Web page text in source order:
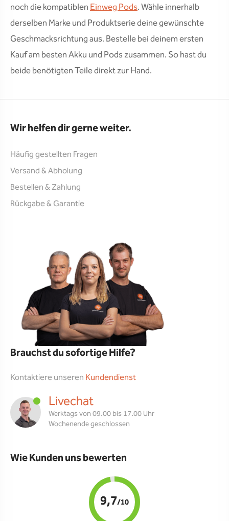
noch die kompatiblenEinweg Pods. Wähle innerhalb
derselben Marke und Produktserie deine gewünschte
Geschmacksrichtung aus. Bestelle bei deinem ersten
Kauf am besten Akku und Pods zusammen. So hast du
beide benötigten Teile direkt zur Hand.
Wir helfen dir gerne weiter.
Häufig gestellten Fragen
Versand & Abholung
Bestellen & Zahlung
Rückgabe & Garantie
Brauchst du sofortige Hilfe?
Kontaktiere unseren Kundendienst
Livechat
Werktags von 09.00 bis 17.00 Uhr
Wochenende geschlossen
Wie Kunden uns bewerten
9,7/10